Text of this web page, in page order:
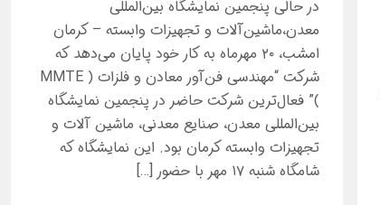
در حالی پنجمین نمایشگاه بین‌المللی
معدن،ماشین‌آلات و تجهیزات وابسته – کرمان
امشب، ۲۰ مهرماه به کار خود پایان می‌دهد که
شرکت “مهندسی فن‌آور معادن و فلزات ( MMTE
)” فعال‌ترین شرکت حاضر در پنجمین نمایشگاه
بین‌المللی معدن، صنایع معدنی، ماشین آلات و
تجهیزات وابسته کرمان بود. این نمایشگاه که
شامگاه شنبه ۱۷ مهر با حضور […]